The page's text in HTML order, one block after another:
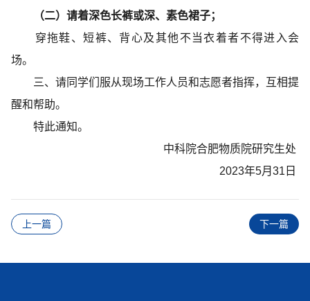
（二）请着深色长裤或深、素色裙子；
穿拖鞋、短裤、背心及其他不当衣着者不得进入会
场。
三、请同学们服从现场工作人员和志愿者指挥，互相提
醒和帮助。
特此通知。
中科院合肥物质院研究生处
2023年5月31日
上一篇 下一篇